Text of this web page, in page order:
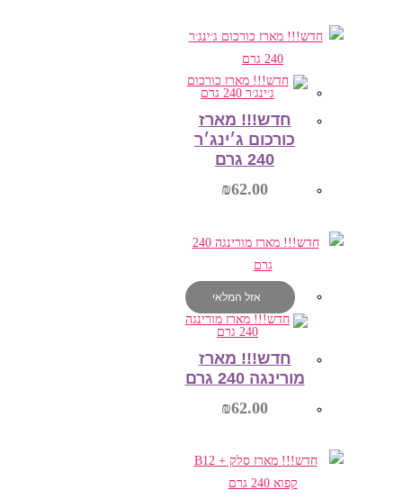
הוספה לסל
חדש!!! מארז
כורכום ג׳ינג׳ר
240 גרם
₪62.00
הוספה לסל
אזל המלאי
חדש!!! מארז
מורינגה 240 גרם
₪62.00